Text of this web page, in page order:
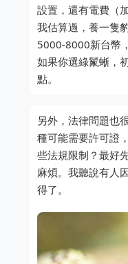
設置，還有電費（
我估算過，養一隻
5000-8000新台幣
如果你選綠鬣蜥，
點。
另外，法律問題也
種可能需要許可證
些法規限制？最好
麻煩。我聽說有人
得了。